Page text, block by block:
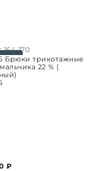
164-170
Брюки трикотажные
22 % (
₽